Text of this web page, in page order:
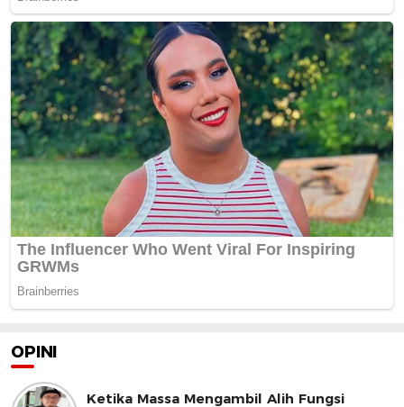
OPINI
Ketika Massa Mengambil Alih Fungsi